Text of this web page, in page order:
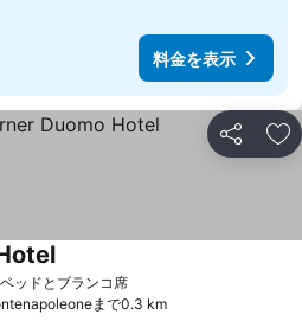
料金を表示
シェア お
ッドとブランコ席
まで0.3 km